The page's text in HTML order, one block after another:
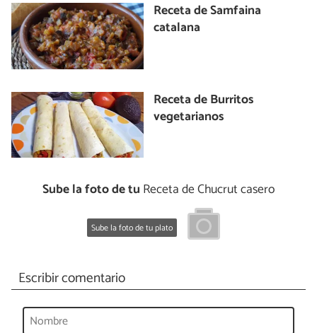
Receta de Samfaina
catalana
Receta de Burritos
vegetarianos
Sube la foto de tu Receta de Chucrut casero
Sube la foto de tu plato
Escribir comentario